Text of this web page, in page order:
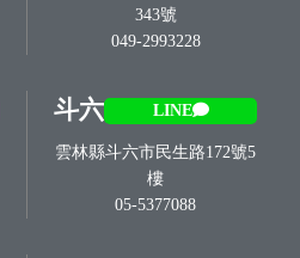
343號
049-2993228
斗六 LINE
雲林縣斗六市民生路172號5
樓
05-5377088